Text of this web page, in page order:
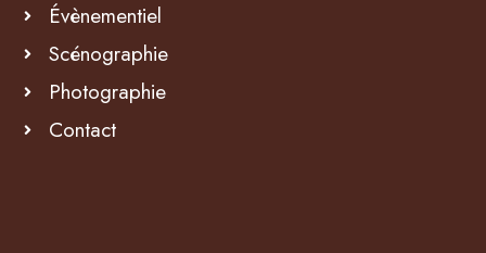
Évènementiel
Scénographie
Photographie
Contact